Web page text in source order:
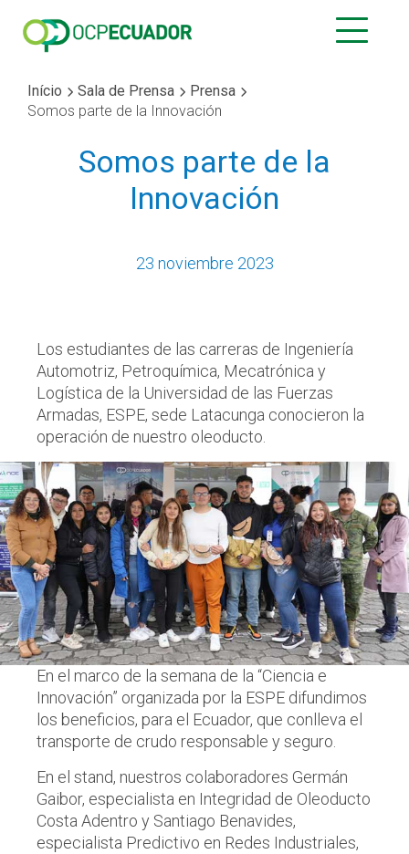
Início Sala de Prensa
Prensa
Somos parte de la Innovación
Somos parte de la
Innovación
23 noviembre 2023
Los estudiantes de las carreras de Ingeniería
Automotriz, Petroquímica, Mecatrónica y
Logística de la Universidad de las Fuerzas
Armadas, ESPE, sede Latacunga conocieron la
operación de nuestro oleoducto.
En el marco de la semana de la “Ciencia e
Innovación” organizada por la ESPE difundimos
los beneficios, para el Ecuador, que conlleva el
transporte de crudo responsable y seguro.
En el stand, nuestros colaboradores Germán
Gaibor, especialista en Integridad de Oleoducto
Costa Adentro y Santiago Benavides,
especialista Predictivo en Redes Industriales,